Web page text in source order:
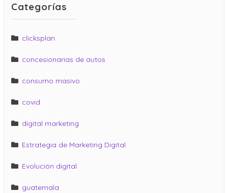
Categorías
clicksplan
concesionarias de autos
consumo masivo
covid
digital marketing
Estrategia de Marketing Digital
Evolución digital
guatemala